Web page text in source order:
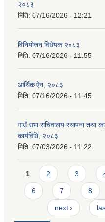
२०८३
मिति: 07/16/2026 - 12:21
विनियोजन विधेयक २०८३
मिति: 07/16/2026 - 11:55
आर्थिक ऐन, २०८३
मिति: 07/16/2026 - 11:45
गाउँ सभा सचिवालय स्थापना तथा
कार्यविधि, २०८३
मिति: 07/03/2026 - 11:22
Pages
1 2 3
6 7 8
next ›